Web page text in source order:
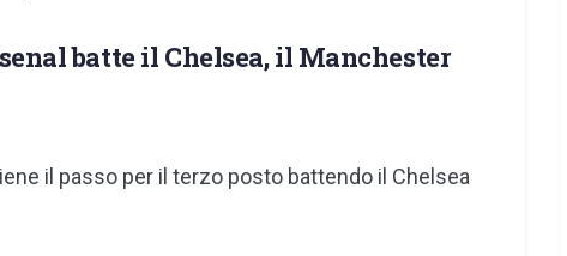
batte il Chelsea, il Manchester
il passo per il terzo posto battendo il Chelsea